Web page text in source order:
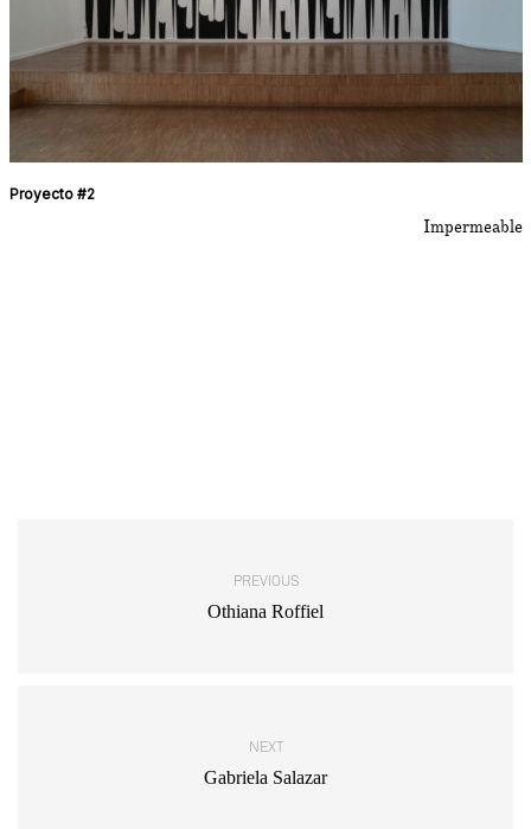
Proyecto #2
Impermeable
PREVIOUS
Othiana Roffiel
NEXT
Gabriela Salazar